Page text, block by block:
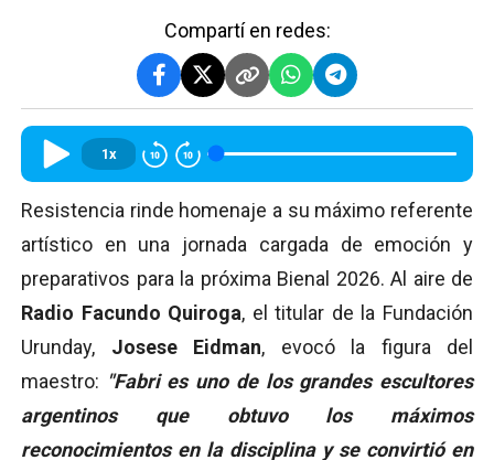
Compartí en redes:
1x
Resistencia rinde homenaje a su máximo referente
artístico en una jornada cargada de emoción y
preparativos para la próxima Bienal 2026. Al aire de
Radio Facundo Quiroga, el titular de la Fundación
Urunday, Josese Eidman, evocó la figura del
maestro: "Fabri es uno de los grandes escultores
argentinos que obtuvo los máximos
reconocimientos en la disciplina y se convirtió en